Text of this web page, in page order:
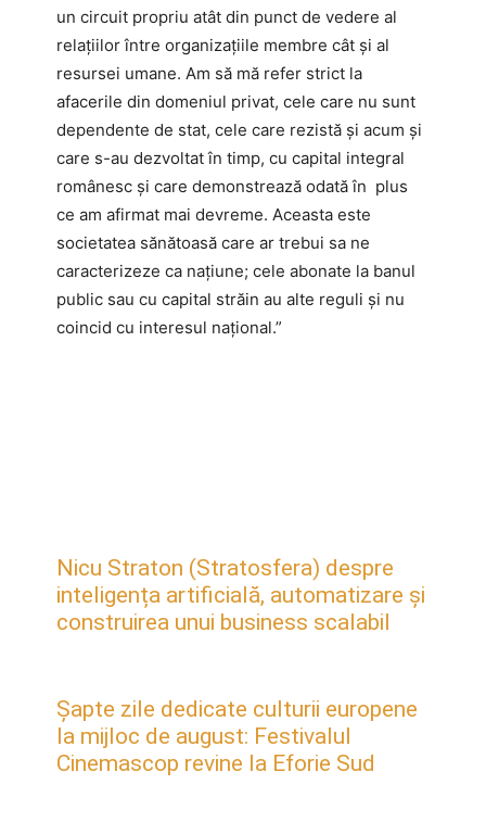
un circuit propriu atât din punct de vedere al
relațiilor între organizațiile membre cât și al
resursei umane. Am să mă refer strict la
afacerile din domeniul privat, cele care nu sunt
dependente de stat, cele care rezistă și acum și
care s-au dezvoltat în timp, cu capital integral
românesc și care demonstrează odată în plus
ce am afirmat mai devreme. Aceasta este
societatea sănătoasă care ar trebui sa ne
caracterizeze ca națiune; cele abonate la banul
public sau cu capital străin au alte reguli și nu
coincid cu interesul național.”
Nicu Straton (Stratosfera) despre
inteligența artificială, automatizare și
construirea unui business scalabil
Șapte zile dedicate culturii europene
la mijloc de august: Festivalul
Cinemascop revine la Eforie Sud